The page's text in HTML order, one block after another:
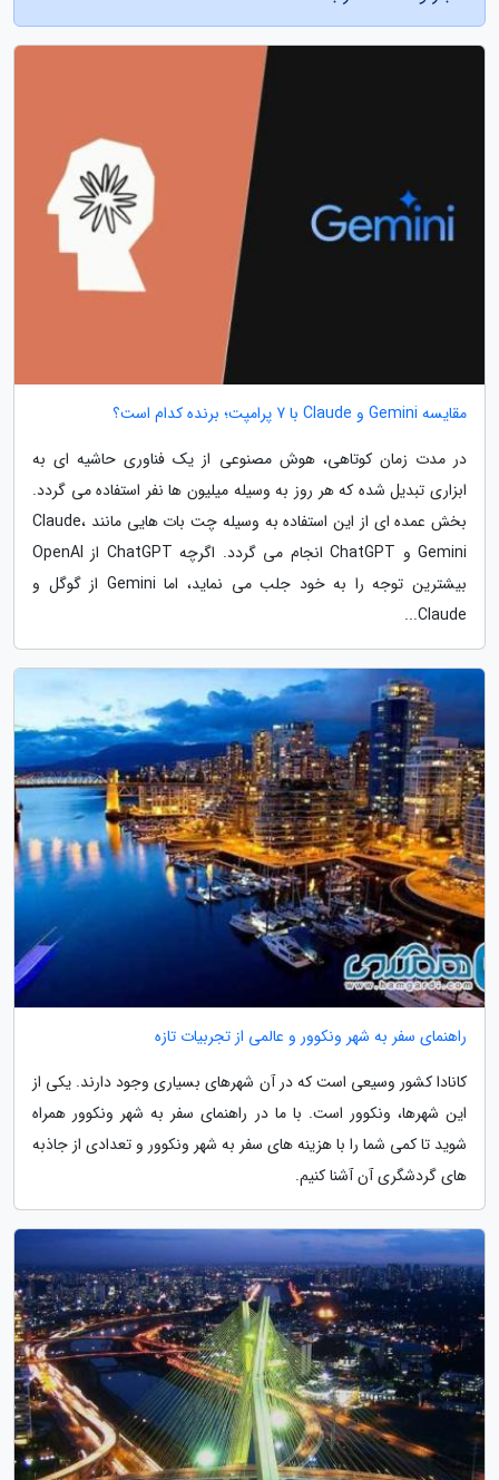
مقایسه Gemini و Claude با 7 پرامپت؛ برنده کدام است؟
در مدت زمان کوتاهی، هوش مصنوعی از یک فناوری حاشیه ای به
ابزاری تبدیل شده که هر روز به وسیله میلیون ها نفر استفاده می گردد.
بخش عمده ای از این استفاده به وسیله چت بات هایی مانند Claude،
Gemini و ChatGPT انجام می گردد. اگرچه ChatGPT از OpenAI
بیشترین توجه را به خود جلب می نماید، اما Gemini از گوگل و
Claude...
راهنمای سفر به شهر ونکوور و عالمی از تجربیات تازه
کانادا کشور وسیعی است که در آن شهرهای بسیاری وجود دارند. یکی از
این شهرها، ونکوور است. با ما در راهنمای سفر به شهر ونکوور همراه
شوید تا کمی شما را با هزینه های سفر به شهر ونکوور و تعدادی از جاذبه
های گردشگری آن آشنا کنیم.